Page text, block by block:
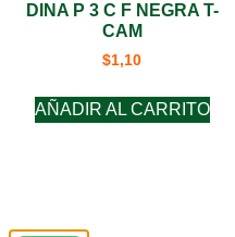
DINA P 3 C F NEGRA T-
CAM
$1,10
AÑADIR AL CARRITO